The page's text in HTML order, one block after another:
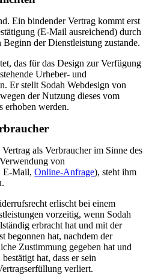
Ein bindender Vertrag kommt erst
(E-Mail ausreichend) durch
der Dienstleistung zustande.
das für das Design zur Verfügung
Urheber- und
Er stellt Sodah Webdesign von
der Nutzung dieses vom
erhoben werden.
als Verbraucher im Sinne des
von
E-Mail,Online-Anfrage), steht ihm
erlischt bei einem
vorzeitig, wenn Sodah
erbracht hat und mit der
begonnen hat, nachdem der
Zustimmung gegeben hat und
hat, dass er sein
verliert.